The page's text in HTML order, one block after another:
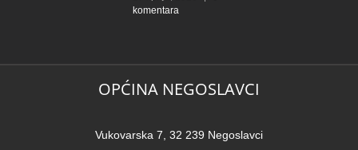
komentara
OPĆINA NEGOSLAVCI
Vukovarska 7, 32 239 Negoslavci